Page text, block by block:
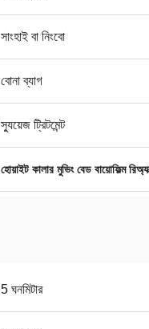
সাংহাই বা নিংবো
বোনা ব্যাগ
স্যুয়েজ ট্রিটমেন্ট
হোয়াইট কালার মুভিং বেড বায়োফিল্ম
5 ঘনমিটার